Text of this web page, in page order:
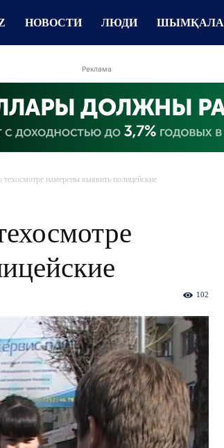
НОВОСТИ ЛЮДИ ШЫМҚАЛА
Реклама
намерены выявить полицейские
102